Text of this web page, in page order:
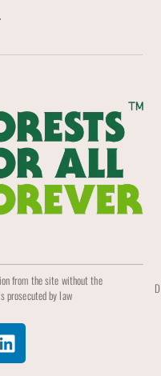
from the site without the
prosecuted by law